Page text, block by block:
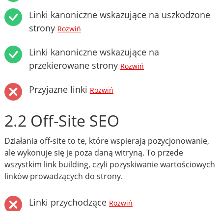
Linki kanoniczne wskazujące na uszkodzone
strony Rozwiń
Linki kanoniczne wskazujące na
przekierowane strony Rozwiń
Przyjazne linki Rozwiń
2.2 Off-Site SEO
Działania off-site to te, które wspierają pozycjonowanie,
ale wykonuje się je poza daną witryną. To przede
wszystkim link building, czyli pozyskiwanie wartościowych
linków prowadzących do strony.
Linki przychodzące Rozwiń